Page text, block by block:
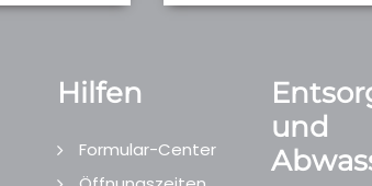
Hilfen
Formular-Center
und